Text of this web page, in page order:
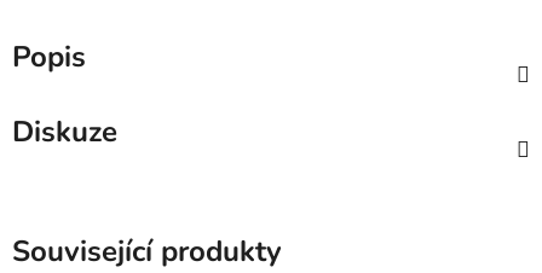
Popis
Diskuze
Související produkty